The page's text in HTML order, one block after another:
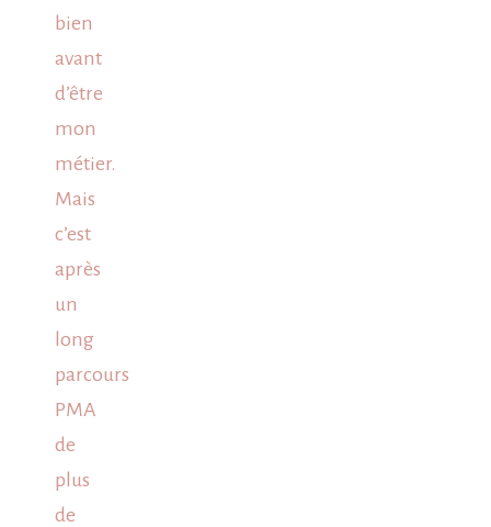
bien
avant
d’être
mon
métier.
Mais
c’est
après
un
long
parcours
PMA
de
plus
de